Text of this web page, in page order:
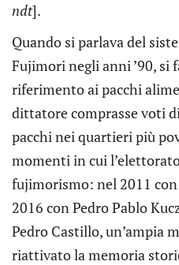
ndt].
Quando si parlava del
Fujimori negli anni ’90, si
riferimento ai pacchi
dittatore comprasse voti
pacchi nei quartieri più
momenti in cui
fujimorismo: nel 2011
2016 con Pedro Pablo
Pedro Castillo, un’ampia
riattivato la memoria